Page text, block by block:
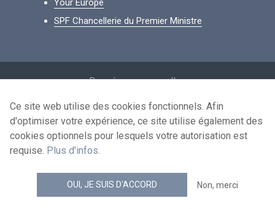
Your Europe
SPF Chancellerie du Premier Ministre
Données personnelles
Conditions de réutilisation
Contactez-nous
news.belgium flux RSS
© 2026 - news.belgium.be
Ce site web utilise des cookies fonctionnels. Afin
d'optimiser votre expérience, ce site utilise également des
cookies optionnels pour lesquels votre autorisation est
requise. Plus d'infos.
OUI, JE SUIS D'ACCORD Non, merci